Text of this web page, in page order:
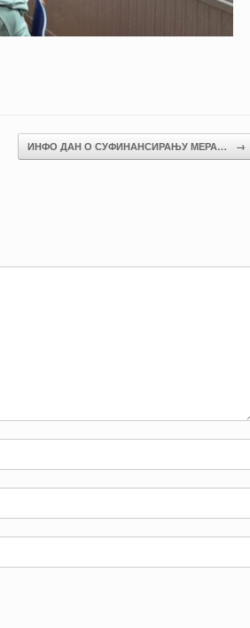
ИНФО ДАН О СУФИНАНСИРАЊУ МЕРА… →